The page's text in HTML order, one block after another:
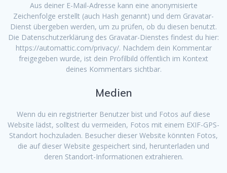
Aus deiner E-Mail-Adresse kann eine anonymisierte
Zeichenfolge erstellt (auch Hash genannt) und dem Gravatar-
Dienst übergeben werden, um zu prüfen, ob du diesen benutzt.
Die Datenschutzerklärung des Gravatar-Dienstes findest du hier:
https://automattic.com/privacy/. Nachdem dein Kommentar
freigegeben wurde, ist dein Profilbild öffentlich im Kontext
deines Kommentars sichtbar.
Medien
Wenn du ein registrierter Benutzer bist und Fotos auf diese
Website lädst, solltest du vermeiden, Fotos mit einem EXIF-GPS-
Standort hochzuladen. Besucher dieser Website könnten Fotos,
die auf dieser Website gespeichert sind, herunterladen und
deren Standort-Informationen extrahieren.